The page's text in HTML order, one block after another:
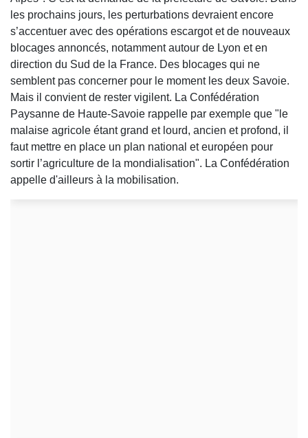
les prochains jours, les perturbations devraient encore
s’accentuer avec des opérations escargot et de nouveaux
blocages annoncés, notamment autour de Lyon et en
direction du Sud de la France. Des blocages qui ne
semblent pas concerner pour le moment les deux Savoie.
Mais il convient de rester vigilent. La Confédération
Paysanne de Haute-Savoie rappelle par exemple que "le
malaise agricole étant grand et lourd, ancien et profond, il
faut mettre en place un plan national et européen pour
sortir l’agriculture de la mondialisation". La Confédération
appelle d'ailleurs à la mobilisation.